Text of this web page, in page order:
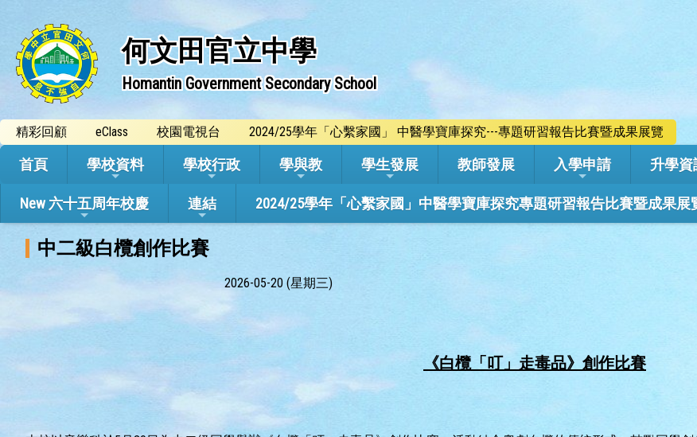
何文田官立中學
Homantin Government Secondary School
精彩回顧 eClass 校園電視台 2024/25學年「心繫家國」 中醫學寶庫探究---專題研習報告比賽暨成果展覽
首頁 學校資料 學校行政 學與教 學生發展 教師發展 入學申請 升學資
New 六十五周年校慶 連結 2024/25學年「心繫家國」中醫學寶庫探究專題研習報告比賽暨成果展
中二級白欖創作比賽
2026-05-20 (星期三)
《白欖「叮」走毒品》創作比賽